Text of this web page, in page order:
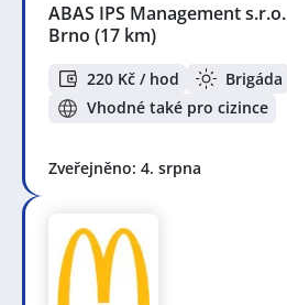
ABAS IPS Management s.r.o.
Brno (17 km)
220 Kč / hod
Brigáda
Vhodné také pro cizince
Zveřejněno: 4. srpna